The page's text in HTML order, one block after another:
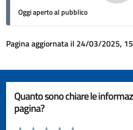
Oggi aperto al pubblico
Pagina aggiornata il 24/03/2025,
Quanto sono chiare le
pagina?